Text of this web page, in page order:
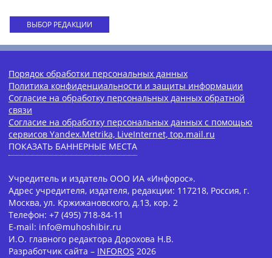
ВЫБОР РЕДАКЦИИ
Порядок обработки персональных данных
Политика конфиденциальности и защиты информации
Согласие на обработку персональных данных обратной
связи
Согласие на обработку персональных данных с помощью
сервисов Yandex.Metrika, LiveInternet, top.mail.ru
ПОКАЗАТЬ БАННЕРНЫЕ МЕСТА
Учредитель и издатель ООО ИА «Инфорос».
Адрес учредителя, издателя, редакции: 117218, Россия, г.
Москва, ул. Кржижановского, д.13, кор. 2
Телефон: +7 (495) 718-84-11
E-mail: info@muhoshibir.ru
И.О. главного редактора Дорохова Н.В.
Разработчик сайта – INFOROS 2026